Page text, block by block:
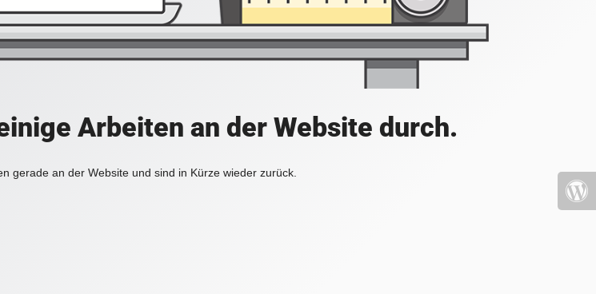
Arbeiten an der Website durch.
gerade an der Website und sind in Kürze wieder zurück.